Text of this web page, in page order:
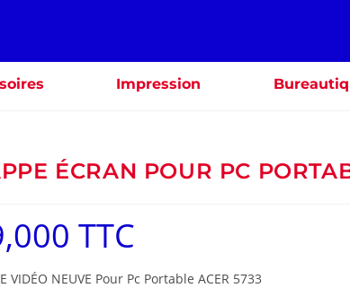
Impression
ÉCRAN POUR PC
TTC
VIDÉO NEUVE Pour Pc Portable ACER 5733